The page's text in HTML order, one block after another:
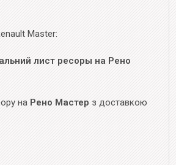
Master:
лист ресоры на Рено
на Рено Мастер з доставкою